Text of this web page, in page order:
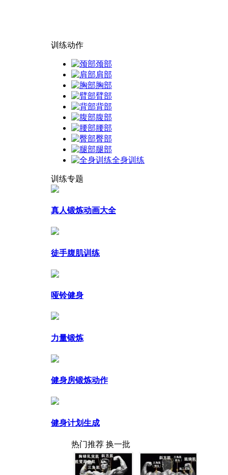
训练动作
颈部
肩部
胸部
臂部
背部
腹部
腰部
臀部
腿部
全身训练
训练专题
真人锻炼动画大全
徒手腹肌训练
哑铃健身
力量锻炼
健身房锻炼动作
健身计划生成
热门推荐 换一批